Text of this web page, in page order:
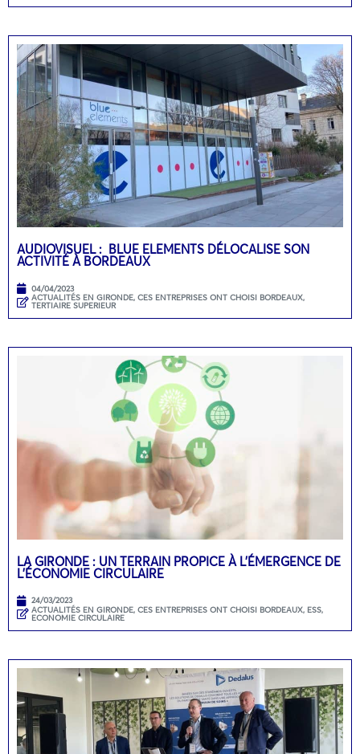
AUDIOVISUEL : BLUE ELEMENTS DÉLOCALISE SON
ACTIVITÉ À BORDEAUX
04/04/2023
ACTUALITÉS EN GIRONDE, CES ENTREPRISES ONT CHOISI BORDEAUX,
TERTIAIRE SUPERIEUR
LA GIRONDE : UN TERRAIN PROPICE À L’ÉMERGENCE DE
L’ÉCONOMIE CIRCULAIRE
24/03/2023
ACTUALITÉS EN GIRONDE, CES ENTREPRISES ONT CHOISI BORDEAUX, ESS,
ECONOMIE CIRCULAIRE